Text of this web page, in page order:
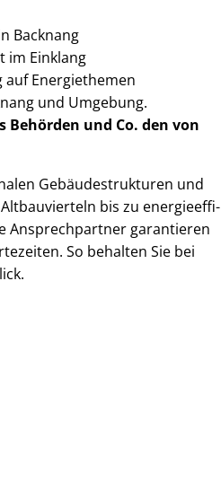
Backnang
im Einklang
auf Energiethemen
und Umgebung.
Behörden und Co. den von
Ge­bäu­de­struk­tu­ren und
bis zu en­er­gie­ef­fi­
Ansprechpartner garantieren
So behalten Sie bei